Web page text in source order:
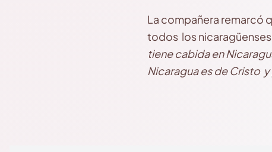
La compañera remarcó
todos los
tiene cabida en
Nicaragua es de Cristo y